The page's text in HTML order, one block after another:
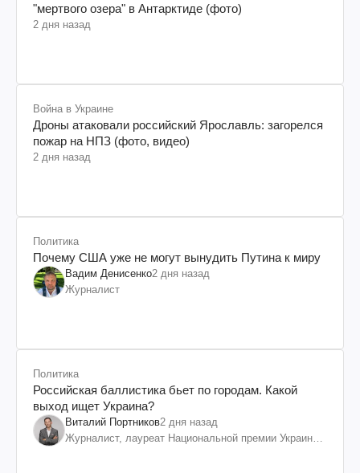
"мертвого озера" в Антарктиде (фото)
2 дня назад
Война в Украине
Дроны атаковали российский Ярославль: загорелся
пожар на НПЗ (фото, видео)
2 дня назад
Политика
Почему США уже не могут вынудить Путина к миру
Вадим Денисенко2 дня назад
Журналист
Политика
Российская баллистика бьет по городам. Какой
выход ищет Украина?
Виталий Портников2 дня назад
Журналист, лауреат Национальной премии Украины